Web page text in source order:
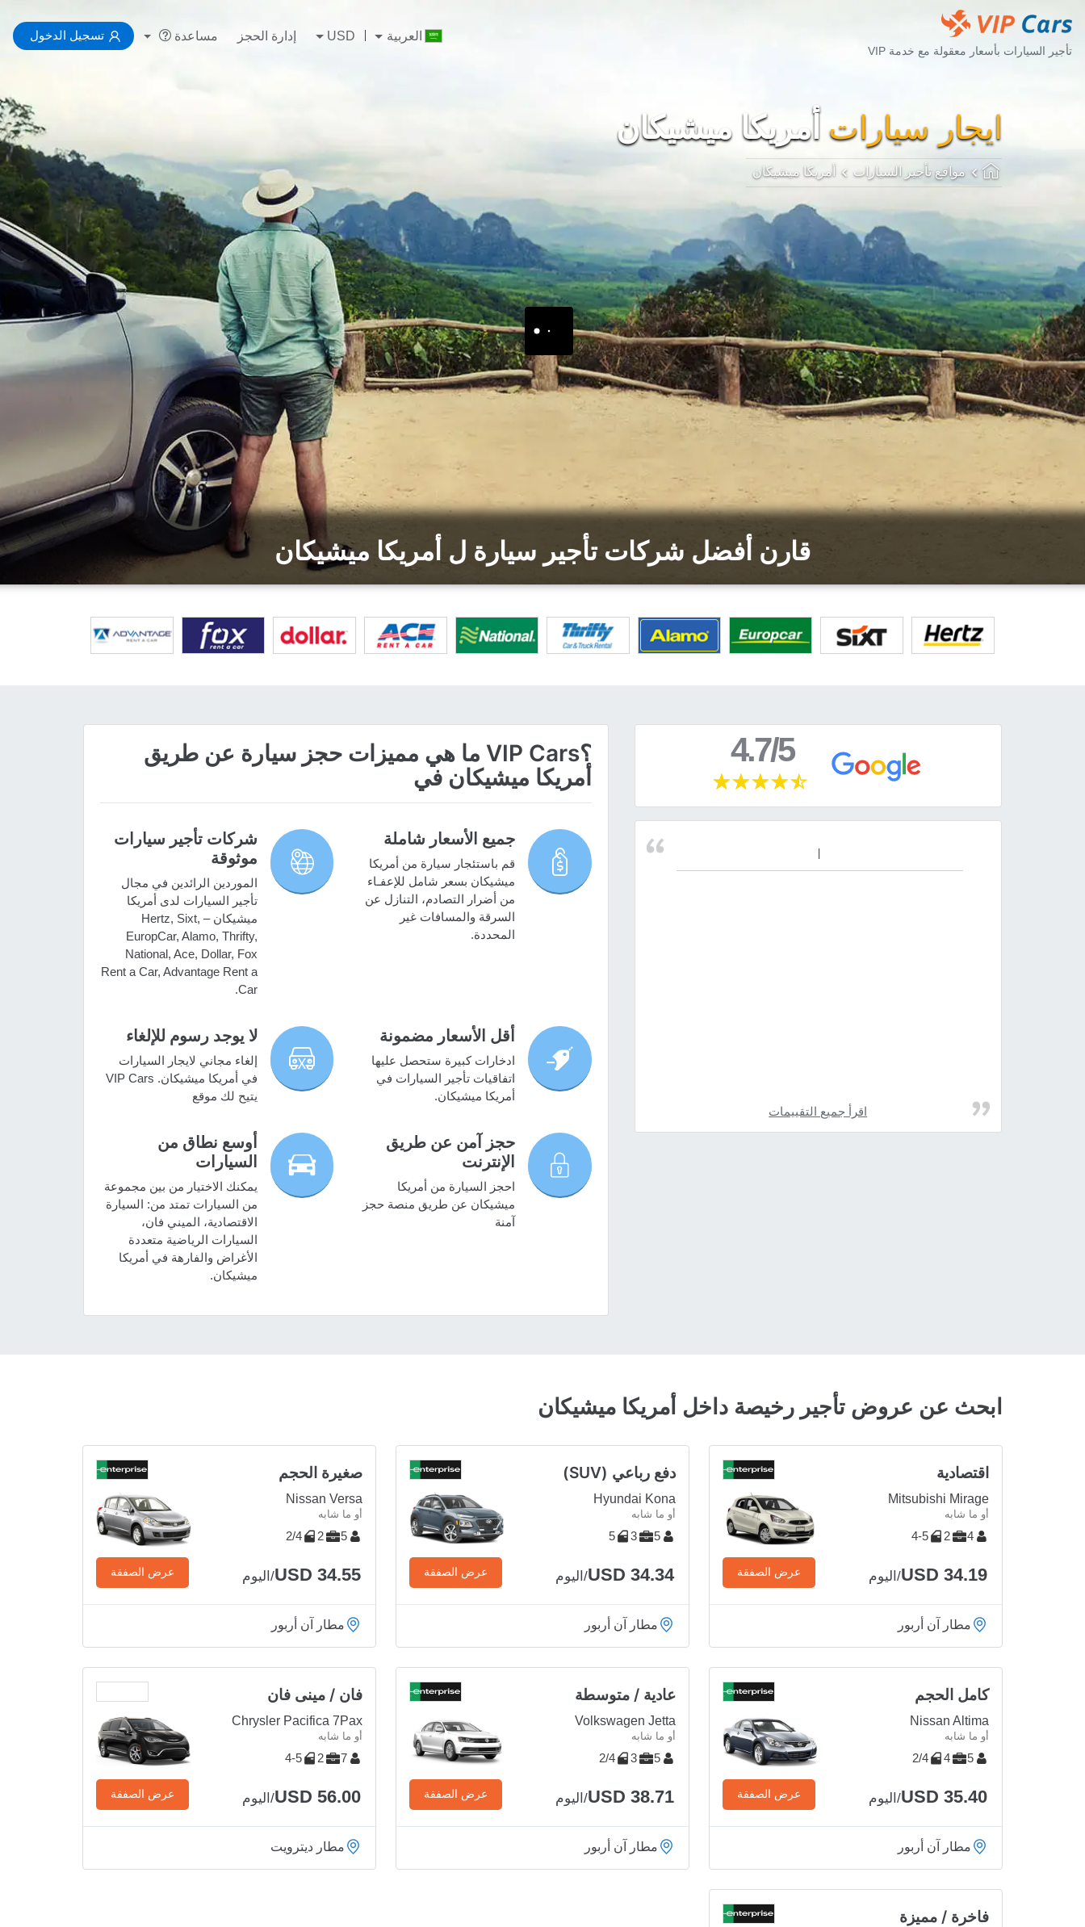
تأجير السيارات بأسعار معقولة مع خدمة VIP
العربية USD إدارة الحجز مساعدة تسجيل الدخول
ايجار سيارات أمريكا ميشيكان
مواقع تأجير السيارات أمريكا ميشيكان
قارن أفضل شركات تأجير سيارة ل أمريكا ميشيكان
4.7/5
اقرأ جميع التقييمات
؟VIP Cars ما هي مميزات حجز سيارة عن طريق
أمريكا ميشيكان في
جميع الأسعار شاملة
قم باستئجار سيارة من أمريكا
ميشيكان بسعر شامل للإعفـاء
من أضرار التصادم، التنازل عن
السرقة والمسافات غير
المحددة.
شركات تأجير سيارات
موثوقة
الموردين الرائدين في مجال
تأجير السيارات لدى أمريكا
ميشيكان – Hertz, Sixt,
EuropCar, Alamo, Thrifty,
National, Ace, Dollar, Fox
Rent a Car, Advantage Rent a
Car.
أقل الأسعار مضمونة
ادخارات كبيرة ستحصل عليها
اتفاقيات تأجير السيارات في
أمريكا ميشيكان.
لا يوجد رسوم للإلغاء
إلغاء مجاني لايجار السيارات
في أمريكا ميشيكان. VIP Cars
يتيح لك موقع
حجز آمن عن طريق
الإنترنت
احجز السيارة من أمريكا
ميشيكان عن طريق منصة حجز
آمنة
أوسع نطاق من
السيارات
يمكنك الاختيار من بين مجموعة
من السيارات تمتد من: السيارة
الاقتصادية، الميني فان،
السيارات الرياضية متعددة
الأغراض والفارهة في أمريكا
ميشيكان.
ابحث عن عروض تأجير رخيصة داخل أمريكا ميشيكان
اقتصادية
Mitsubishi Mirage
أو ما شابه
4
2
4-5
USD 34.19/اليوم عرض الصفقة
مطار آن أربور
دفع رباعي (SUV)
Hyundai Kona
أو ما شابه
5
3
5
USD 34.34/اليوم عرض الصفقة
مطار آن أربور
صغيرة الحجم
Nissan Versa
أو ما شابه
5
2
2/4
USD 34.55/اليوم عرض الصفقة
مطار آن أربور
كامل الحجم
Nissan Altima
أو ما شابه
5
4
2/4
USD 35.40/اليوم عرض الصفقة
مطار آن أربور
عادية / متوسطة
Volkswagen Jetta
أو ما شابه
5
3
2/4
USD 38.71/اليوم عرض الصفقة
مطار آن أربور
فان / مينى فان
Chrysler Pacifica 7Pax
أو ما شابه
7
2
4-5
USD 56.00/اليوم عرض الصفقة
مطار ديترويت
فاخرة / مميزة